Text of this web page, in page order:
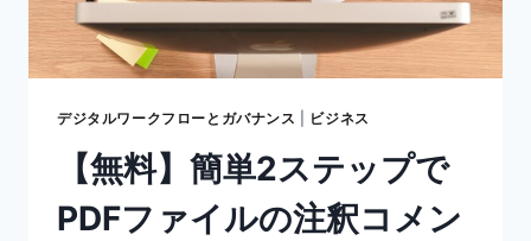
PDF
を
理・
覧・
編
集
デジタルワークフローとガバナンス ビジネス
【無料】簡単2ステップで
PDFファイルの注釈コメン